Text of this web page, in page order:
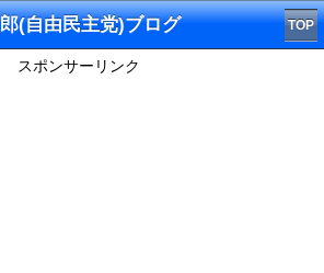
(自由民主党)ブログ TOP
スポンサーリンク